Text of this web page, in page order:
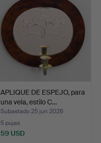
APLIQUE DE ESPEJO, para
una vela, estilo C…
Subastado 25 jun 2026
5 pujas
59 USD